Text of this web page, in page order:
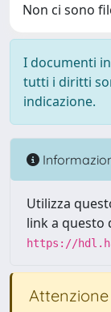
Non ci sono
I documenti
tutti i diritti
indicazione.
Utilizza
link a questo
https://
Attenzione